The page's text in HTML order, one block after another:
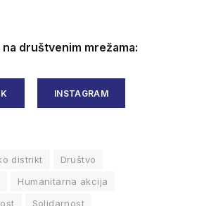
društvenim mrežama:
INSTAGRAM
distrikt
Društvo
Humanitarna akcija
Solidarnost